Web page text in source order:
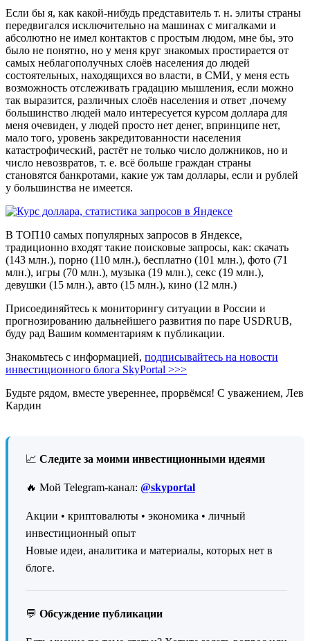
Если бы я, как какой-нибудь представитель т. н. элиты страны
передвигался исключительно на машинах с мигалками и
абсолютно не имел контактов с простым людом, мне бы, это
было не понятно, но у меня круг знакомых простирается от
самых неблагополучных слоёв населения до людей
состоятельных, находящихся во власти, в СМИ, у меня есть
возможность отслеживать градацию мышления, если можно
так выразится, различных слоёв населения и ответ ,почему
большинство людей мало интересуется курсом доллара для
меня очевиден, у людей просто нет денег, впринципе нет,
мало того, уровень закредитованности населения
катастрофический, растёт не только число должников, но и
число невозвратов, т. е. всё больше граждан страны
становятся банкротами, какие уж там доллары, если и рублей
у большинства не имеется.
В ТОП10 самых популярных запросов в Яндексе,
традиционно входят такие поисковые запросы, как: скачать
(143 млн.), порно (110 млн.), бесплатно (101 млн.), фото (71
млн.), игры (70 млн.), музыка (19 млн.), секс (19 млн.),
девушки (15 млн.), авто (15 млн.), кино (12 млн.)
Присоединяйтесь к мониторингу ситуации в России и
прогнозированию дальнейшего развития по паре USDRUB,
буду рад Вашим комментариям к публикации.
Знакомьтесь с информацией, подписывайтесь на новости
инвестиционного блога SkyPortal >>>
Будьте рядом, вместе увереннее, прорвёмся! С уважением, Лев
Кардин
📈 Следите за моими инвестиционными идеями
🔥 Мой Telegram-канал: @skyportal
Акции • криптовалюты • экономика • личный
инвестиционный опыт
Новые идеи, аналитика и материалы, которых нет в
блоге.
💬 Обсуждение публикации